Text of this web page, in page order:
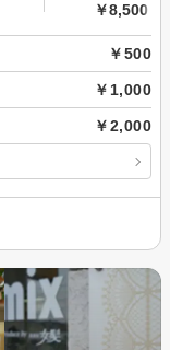
￥8,500～
￥500
￥1,000
￥2,000